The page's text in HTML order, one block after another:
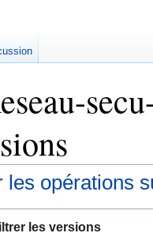
les opérations
les versions